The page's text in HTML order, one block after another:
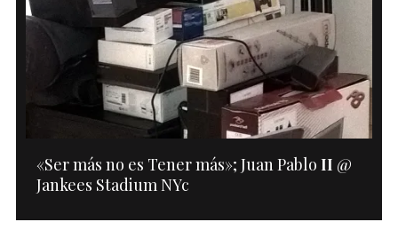
«Ser más no es Tener más»; Juan Pablo II @
Jankees Stadium NYc